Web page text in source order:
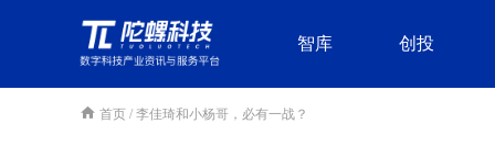
智库 创投
首页 / 李佳琦和小杨哥，必有一战？